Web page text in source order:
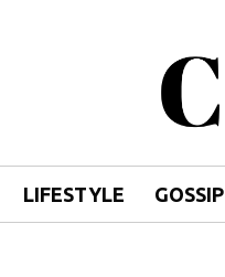
LIFESTYLE GOSSIP